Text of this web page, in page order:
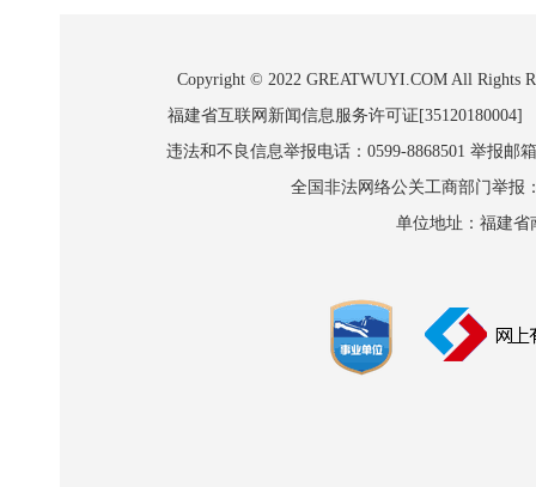
Copyright © 2022 GREATWUYI.COM All Rights
福建省互联网新闻信息服务许可证
违法和不良信息举报电话：0599-8868501 举报邮
全国非法网络公关工商部门举报
单位地址：福建省